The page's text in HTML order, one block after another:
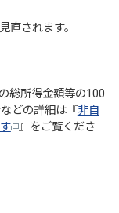
直されます。
総所得金額等の100
どの詳細は『非自
』をご覧くださ